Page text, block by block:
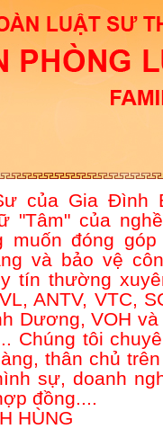
của Gia Đình
"Tâm" của
muốn đóng góp
và bảo vệ
tín thường
ANTV, VTC,
Dương, VOH và
Chúng tôi
thân chủ
sự, doanh
đồng....
HÙNG